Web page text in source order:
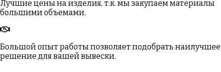
Лучшие цены на изделия, т.к. мы закупаем материалы
большими объемами.
Большой опыт работы позволяет подобрать наилучшее
решение для вашей вывески.